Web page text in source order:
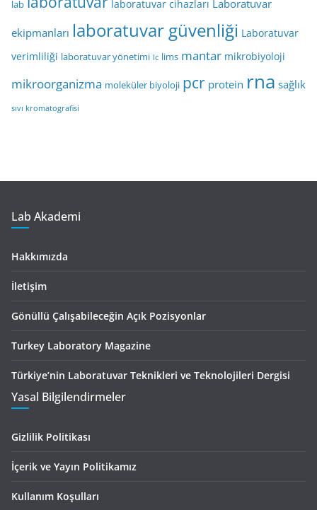
lab laboratuvar cihazları Laboratuvar
ekipmanları laboratuvar güvenliği Laboratuvar
verimliliği laboratuvar yönetimi lc lims mantar mikrobiyoloji
mikroorganizma moleküler biyoloji pcr protein rna sağlık
sıvı kromatografisi
Lab Akademi
Hakkımızda
İletişim
Gönüllü Çalışabileceğin Açık Pozisyonlar
Turkey Laboratory Magazine
Türkiye’nin Laboratuvar Teknikleri ve Teknolojileri Dergisi
Yasal Bilgilendirmeler
Gizlilik Politikası
İçerik ve Yayın Politikamız
Kullanım Koşulları